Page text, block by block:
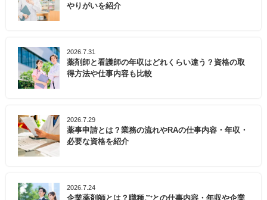
やりがいを紹介
2026.7.31
薬剤師と看護師の年収はどれくらい違う？資格の取
得方法や仕事内容も比較
2026.7.29
薬事申請とは？業務の流れやRAの仕事内容・年収・
必要な資格を紹介
2026.7.24
企業薬剤師とは？職種ごとの仕事内容・年収や企業